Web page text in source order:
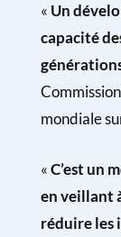
« Un
capacité
Commission
mondiale
«C’est un
en veillant
réduire les